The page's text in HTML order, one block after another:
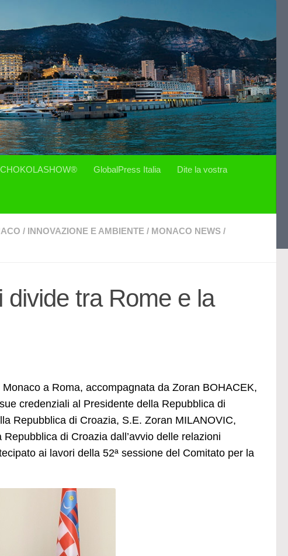
CHOKOLASHOW® GlobalPress Italia Dite la vostra
/ INNOVAZIONE E AMBIENTE / MONACO NEWS /
tra Rome e la
a Roma, accompagnata da Zoran BOHACEK,
credenziali al Presidente della Repubblica di
Repubblica di Croazia, S.E. Zoran MILANOVIC,
di Croazia dall’avvio delle relazioni
ai lavori della 52ª sessione del Comitato per la